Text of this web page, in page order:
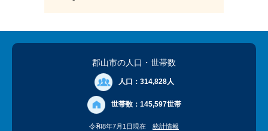
郡山市の人口 ・世帯数
人口： 314,828人
世帯数： 145,597世帯
令和8年7月1日現在 統計情報